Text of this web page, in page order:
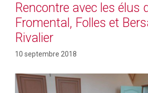
Rencontre avec les élus
Fromental, Folles et
Rivalier
10 septembre 2018